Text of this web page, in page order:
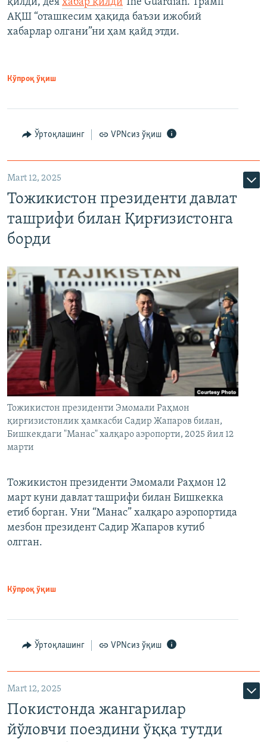
АҚШ “оташкесим ҳақида баъзи ижобий
хабарлар олгани”ни ҳам қайд этди.
Кўпроқ ўқиш
Ўртоқлашинг VPNсиз ўқиш
Mart 12, 2025
Тожикистон президенти давлат
ташрифи билан Қирғизистонга
борди
Тожикистон президенти Эмомали Раҳмон
қирғизистонлик ҳамкасби Садир Жапаров билан,
Бишкекдаги "Манас" халқаро аэропорти, 2025 йил 12
марти
Тожикистон президенти Эмомали Раҳмон 12
март куни давлат ташрифи билан Бишкекка
етиб борган. Уни “Манас” халқаро аэропортида
мезбон президент Садир Жапаров кутиб
олгган.
Кўпроқ ўқиш
Ўртоқлашинг VPNсиз ўқиш
Mart 12, 2025
Покистонда жангарилар
йўловчи поездини ўққа тутди